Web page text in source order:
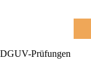
DGUV-Prüfungen